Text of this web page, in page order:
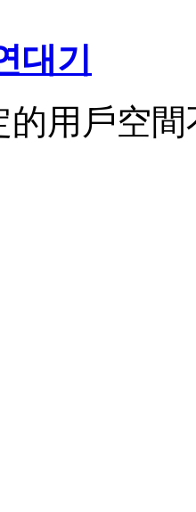
대기
的用戶空間